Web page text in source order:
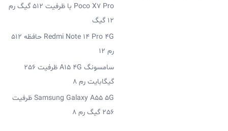
Poco X7 Pro با ظرفیت 512 گیگ رم
12 گیگ
Redmi Note 14 Pro 4G حافظه 512
رم 12
سامسونگ A15 4G ظرفیت 256
گیگابایت رم 8
Samsung Galaxy A55 5G ظرفیت
256 گیگ رم 8